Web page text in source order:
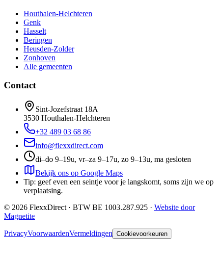
Houthalen-Helchteren
Genk
Hasselt
Beringen
Heusden-Zolder
Zonhoven
Alle gemeenten
Contact
Sint-Jozefstraat 18A
3530 Houthalen-Helchteren
+32 489 03 68 86
info@flexxdirect.com
di–do 9–19u, vr–za 9–17u, zo 9–13u, ma gesloten
Bekijk ons op Google Maps
Tip: geef even een seintje voor je langskomt, soms zijn we op
verplaatsing.
© 2026 FlexxDirect · BTW BE 1003.287.925 · Website door
Magnetite
PrivacyVoorwaardenVermeldingen Cookievoorkeuren